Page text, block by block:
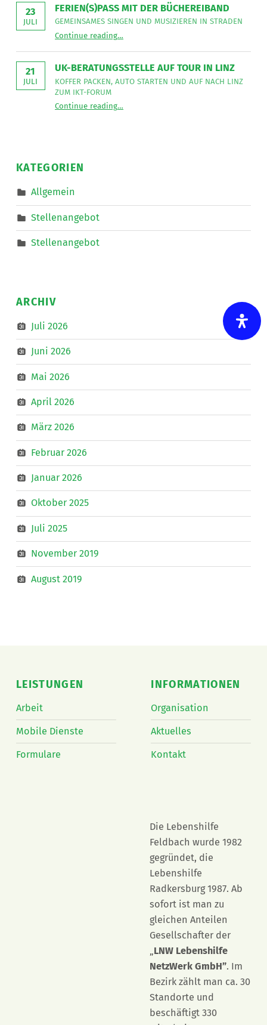
Mobiler
eine*n
Freizeitassistent*in
für
”
23
JULI
FERIEN(S)PASS MIT DER BÜCHEREIBAND
GEMEINSAMES SINGEN UND MUSIZIEREN IN STRADEN
Continue readingGemeinsames
und
in
Straden
”
…
21
JULI
UK-BERATUNGSSTELLE AUF TOUR IN LINZ
KOFFER PACKEN, AUTO STARTEN UND AUF NACH LINZ
ZUM IKT-FORUM
Continue readingUK-Beratungsstelle auf Tour in Linz
Koffer
…
KATEGORIEN
Allgemein
Stellenangebot
Stellenangebot
ARCHIV
Juli 2026
Juni 2026
Mai 2026
April 2026
März 2026
Februar 2026
Januar 2026
Oktober 2025
Juli 2025
November 2019
August 2019
LEISTUNGEN
Arbeit
Mobile Dienste
Formulare
INFORMATIONEN
Organisation
Aktuelles
Kontakt
Die Lebenshilfe
Feldbach wurde 1982
gegründet, die
Lebenshilfe
Radkersburg 1987. Ab
sofort ist man zu
gleichen Anteilen
Gesellschafter der
„LNW Lebenshilfe
NetzWerk GmbH”. Im
Bezirk zählt man ca. 30
Standorte und
beschäftigt 330